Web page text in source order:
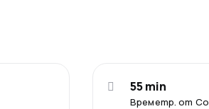
Времетр. от
55 min